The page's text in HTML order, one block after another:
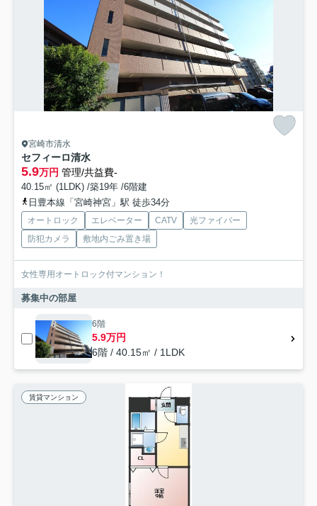
宮崎市清水
セフィーロ清水
5.9万円 管理/共益費-
40.15㎡ (1LDK) /築19年 /6階建
日豊本線「宮崎神宮」駅 徒歩34分
オートロック エレベーター CATV
光ファイバー
防犯カメラ
敷地内ごみ置き場
女性専用オートロック付マンション！
募集中の部屋
6階
5.9万円
6階 / 40.15㎡ / 1LDK
賃貸マンション